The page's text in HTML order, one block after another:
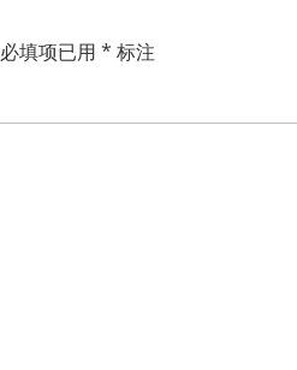
必填项已用 * 标注